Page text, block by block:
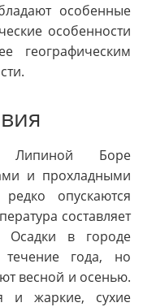
особенные
особенности
географическим
Липиной Боре
и прохладными
опускаются
составляет
Осадки в городе
года, но
весной и осенью.
и жаркие, сухие